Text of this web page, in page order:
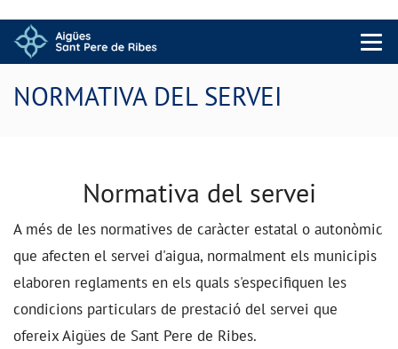
Menu
NORMATIVA DEL SERVEI
Normativa del servei
A més de les normatives de caràcter estatal o autonòmic
que afecten el servei d'aigua, normalment els municipis
elaboren reglaments en els quals s'especifiquen les
condicions particulars de prestació del servei que
ofereix Aigües de Sant Pere de Ribes.